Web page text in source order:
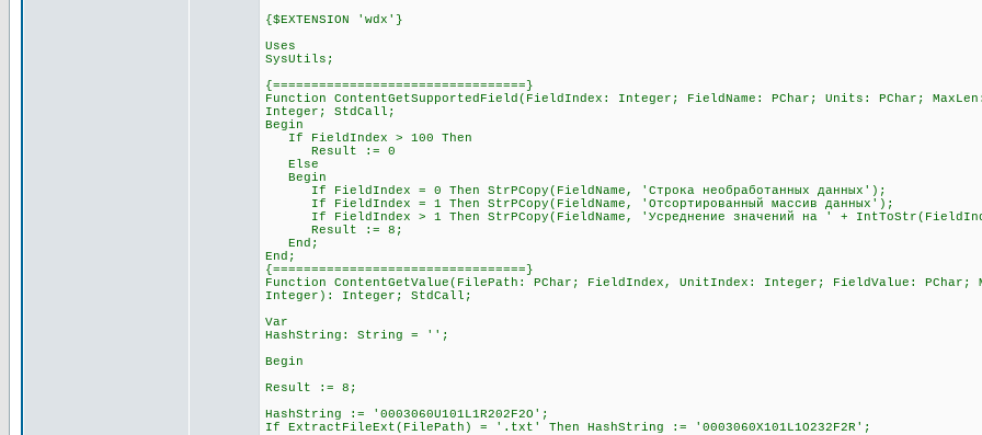
{$EXTENSION 'wdx'}
Uses
SysUtils;
{=================================}
Function ContentGetSupportedField(FieldIndex: Integer; FieldName: PChar; Units: PChar;
Integer; StdCall;
Begin
If FieldIndex > 100 Then
Result := 0
Else
Begin
If FieldIndex = 0 Then StrPCopy(FieldName, 'Строка необработанных данных');
If FieldIndex = 1 Then StrPCopy(FieldName, 'Отсортированный массив данных');
If FieldIndex > 1 Then StrPCopy(FieldName, 'Усреднение значений на ' +
Result := 8;
End;
End;
{=================================}
Function ContentGetValue(FilePath: PChar; FieldIndex, UnitIndex: Integer; FieldValue: PChar;
Integer): Integer; StdCall;
Var
HashString: String = '';
Begin
Result := 8;
HashString := '0003060U101L1R202F2O';
If ExtractFileExt(FilePath) = '.txt' Then HashString := '0003060X101L1O232F2R';